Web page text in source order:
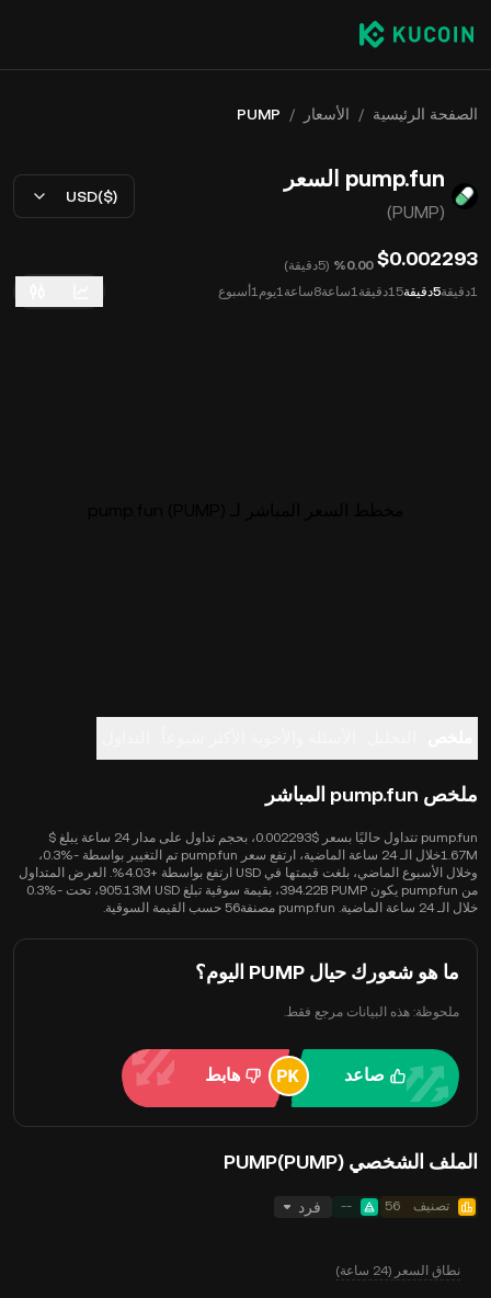
الصفحة الرئيسية / الأسعار /
PUMP
pump.fun السعر
(PUMP)
USD($)
$0.002293
‮‭0.00‬%‬
(5دقيقة
)
1دقيقة
5دقيقة 15دقيقة 1ساعة 8ساعة 1يوم 1أسبوع
ملخص pump.fun المباشر
pump.fun تتداول حاليًا بسعر $0.002293، بحجم تداول على مدار 24 ساعة يبلغ $
1.67Mخلال الـ 24 ساعة الماضية، ارتفع سعر pump.fun تم التغيير بواسطة -‎0.3%،
وخلال الأسبوع الماضي، بلغت قيمتها في USD ارتفع بواسطة +4.03%. العرض المتداول
من pump.fun يكون 394.22B PUMP، بقيمة سوقية تبلغ 905.13M USD، تحت -‎0.3%
خلال الـ 24 ساعة الماضية. pump.fun مصنفة56 حسب القيمة السوقية.
ما هو شعورك حيال PUMP اليوم؟
ملحوظة: هذه البيانات مرجع فقط.
صاعد هابط
الملف الشخصي PUMP(PUMP)
تصنيف 56
-- فرد
نطاق السعر (24 ساعة)